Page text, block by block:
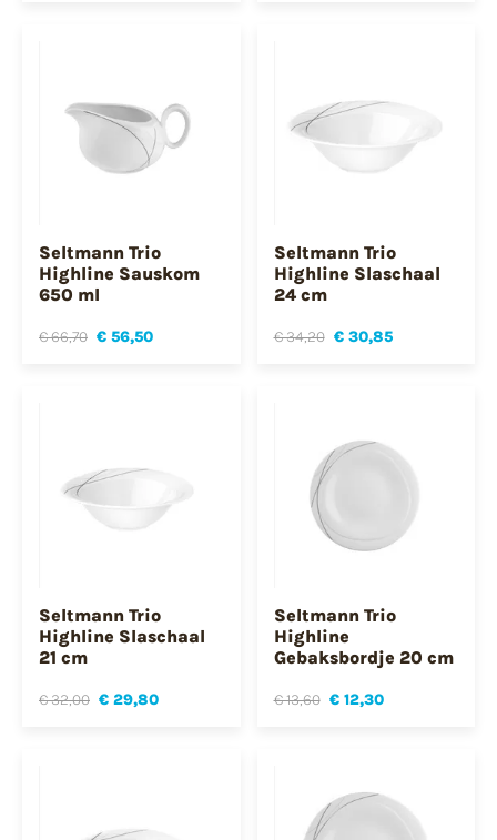
Seltmann Trio
Highline Sauskom
650 ml
€ 66,70 € 56,50
Seltmann Trio
Highline Slaschaal
24 cm
€ 34,20 € 30,85
Seltmann Trio
Highline Slaschaal
21 cm
€ 32,00 € 29,80
Seltmann Trio
Highline
Gebaksbordje 20 cm
€ 13,60 € 12,30